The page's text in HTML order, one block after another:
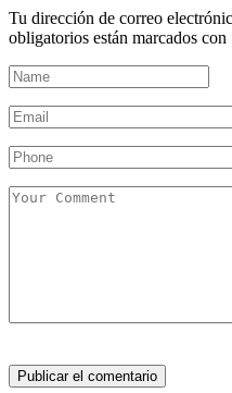
Tu dirección de correo
obligatorios están marcados con